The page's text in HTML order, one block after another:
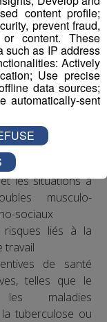
société.
au stress que
Les troubles
cause de
au niveau du
de santé,
notamment à
les situations à
musculo-
sociaux
risques liés à la
travail
de santé
telles que le
maladies
la tuberculose ou
content profile;
prevent fraud,
content. These
such as IP address
Actively
Use precise
data sources;
automatically-sent